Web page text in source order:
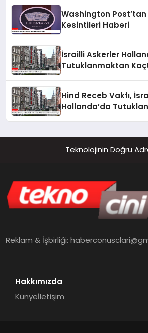
Washington
Kesintileri Haberi
İsrailli Askerler
Tutuklanmaktan
Hind Receb Vakfı,
Hollanda’da
Teknolojinin Doğru
Reklam & İşbirliği:
Hakkımızda
Künyeİletişim